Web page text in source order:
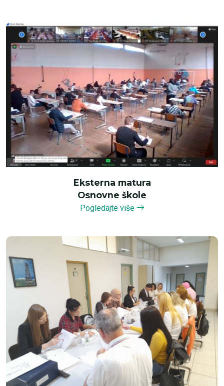
Eksterna matura
Osnovne škole
Pogledajte više